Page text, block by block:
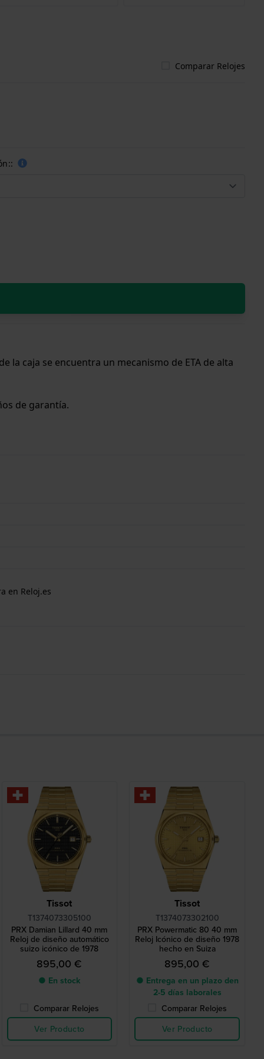
Comparar Relojes
la caja se encuentra un mecanismo de ETA de alta
de garantía.
en Reloj.es
Tissot
T1374073305100
PRX Damian Lillard 40 mm
Reloj de diseño automático
suizo icónico de 1978
895,00 €
● En stock
Comparar Relojes
Ver Producto
Tissot
T1374073302100
PRX Powermatic 80 40 mm
Reloj Icónico de diseño 1978
hecho en Suiza
895,00 €
● Entrega en un plazo den
2-5 días laborales
Comparar Relojes
Ver Producto